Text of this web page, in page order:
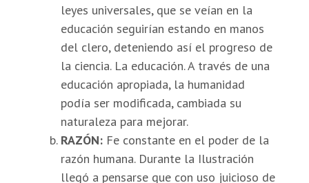
leyes universales, que se veían en la
educación seguirían estando en manos
del clero, deteniendo así el progreso de
la ciencia. La educación. A través de una
educación apropiada, la humanidad
podía ser modificada, cambiada su
naturaleza para mejorar.
RAZÓN: Fe constante en el poder de la
razón humana. Durante la Ilustración
llegó a pensarse que con uso juicioso de